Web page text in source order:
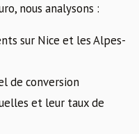
nous analysons :
sur Nice et les Alpes-
de conversion
et leur taux de